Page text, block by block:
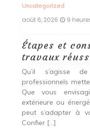
Uncategorized
août 6, 2026 9
Étapes et
travaux
Qu’il s’agisse
professionnels
Que vous
extérieure ou
peut s’adapter à
Confier […]